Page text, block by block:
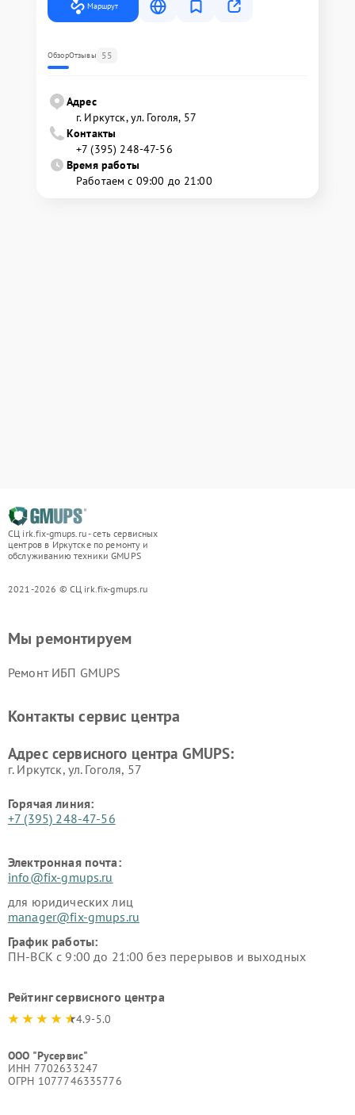
Маршрут
ОбзорОтзывы 55
Адрес
г. Иркутск, ул. ​Гоголя, 57
Контакты
+7 (395) 248-47-56
Время работы
Работаем с 09:00 до 21:00
СЦ irk.fix-gmups.ru - сеть сервисных
центров в Иркутске по ремонту и
обслуживанию техники GMUPS
2021-2026 © СЦ irk.fix-gmups.ru
Мы ремонтируем
Ремонт ИБП GMUPS
Контакты сервис центра
Адрес сервисного центра GMUPS:
г. Иркутск, ул. ​Гоголя, 57
Горячая линия:
+7 (395) 248-47-56
Электронная почта:
info@fix-gmups.ru
для юридических лиц
manager@fix-gmups.ru
График работы:
ПН-ВСК с 9:00 до 21:00 без перерывов и выходных
Рейтинг сервисного центра
4.9-5.0
ООО "Русервис"
ИНН 7702633247
ОГРН 1077746335776